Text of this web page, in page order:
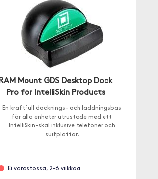
RAM Mount GDS Desktop Dock
Pro for IntelliSkin Products
En kraftfull docknings- och laddningsbas
för alla enheter utrustade med ett
IntelliSkin-skal inklusive telefoner och
surfplattor.
Ei varastossa, 2-6 viikkoa